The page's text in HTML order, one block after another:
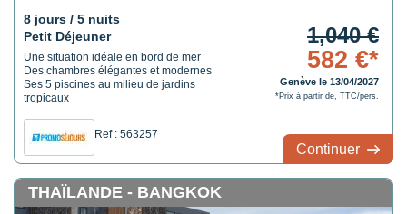
8 jours / 5 nuits
Petit Déjeuner
Une situation idéale en bord de mer
Des chambres élégantes et modernes
Ses 5 piscines au milieu de jardins
tropicaux
Ref : 563257
1,040 €
582 €*
Genève le 13/04/2027
*Prix à partir de, TTC/pers.
Continuer
THAÏLANDE - BANGKOK